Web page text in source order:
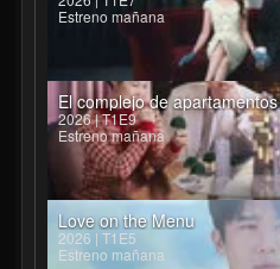
Estreno mañana
El complejo de apartamentos
2026 | T1E9
Estreno mañana
Love on the Menu
2026 | T1E5
Estreno mañana